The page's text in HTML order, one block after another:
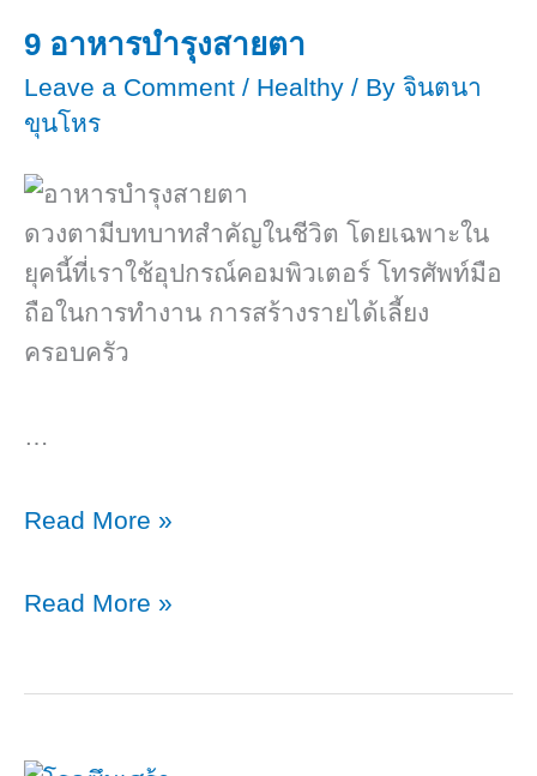
โอ
ติก
(Prebiotic)​
(Probiotic)​
พรีไบ
โอ
ติก
(Prebiotic)​
9 อาหารบำรุงสายตา
Leave a Comment / Healthy / By จินตนา
ขุนโหร
ดวงตามีบทบาทสำคัญในชีวิต โดยเฉพาะใน
ยุคนี้ที่เราใช้อุปกรณ์คอมพิวเตอร์ โทรศัพท์มือ
ถือในการทำงาน การสร้างรายได้เลี้ยง
ครอบครัว
…
9
บำรุง
Read More »
9
Read More »